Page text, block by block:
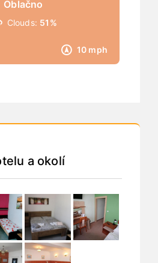
Oblačno
10 mph
Clouds: 51%
a okolí